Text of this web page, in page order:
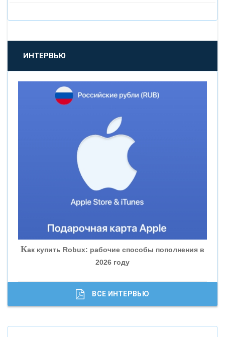
«БАНК САНКТ-ПЕТЕРБУРГ»
«ПРОМСВЯЗЬБАНК»
«НОВИКОМБАНК»
«ВНЕШПРОМБАНК»
«БАНК ГЛОБЭКС»
«СОВКОМБАНК»
«ГАЗПРОМБАНК»
«МОСКОВСКИЙ КРЕДИТНЫЙ БАНК»
ИНТЕРВЬЮ
Как купить Robux: рабочие способы пополнения в
2026 году
ВСЕ ИНТЕРВЬЮ